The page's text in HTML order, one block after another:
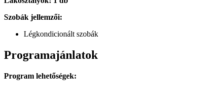
Szobák jellemzői:
Légkondicionált szobák
Programajánlatok
Program lehetőségek: